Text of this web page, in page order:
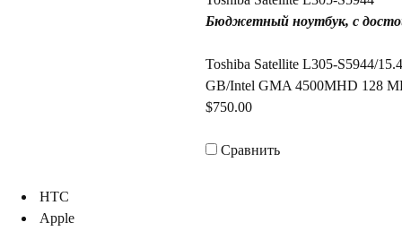
HTC
Apple
Бюджетный ноутбук, с
Toshiba Satellite L305-S5944/
GB/Intel GMA 4500MHD 128
$750.00
Сравнить